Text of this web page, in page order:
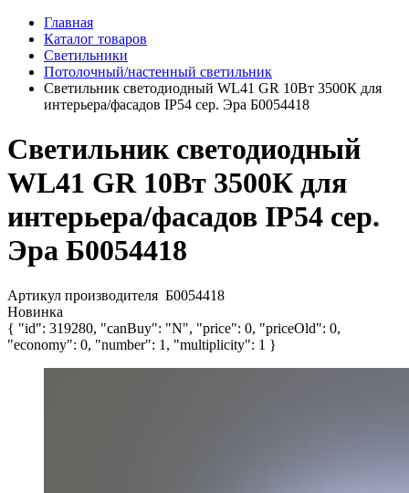
Главная
Каталог товаров
Светильники
Потолочный/настенный светильник
Светильник светодиодный WL41 GR 10Вт 3500К для
интерьера/фасадов IP54 сер. Эра Б0054418
Светильник светодиодный
WL41 GR 10Вт 3500К для
интерьера/фасадов IP54 сер.
Эра Б0054418
Артикул производителя Б0054418
Новинка
{ "id": 319280, "canBuy": "N", "price": 0, "priceOld": 0,
"economy": 0, "number": 1, "multiplicity": 1 }